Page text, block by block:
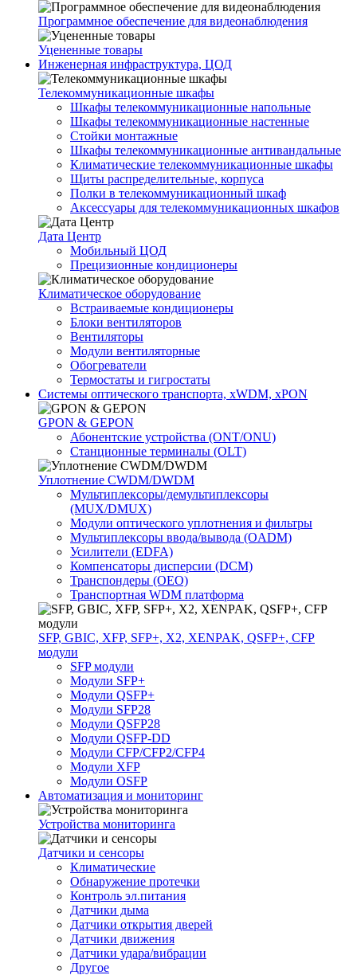
Программное обеспечение для видеонаблюдения
Уцененные товары
Инженерная инфраструктура, ЦОД
Телекоммуникационные шкафы
Шкафы телекоммуникационные напольные
Шкафы телекоммуникационные настенные
Стойки монтажные
Шкафы телекоммуникационные антивандальные
Климатические телекоммуникационные шкафы
Щиты распределительные, корпуса
Полки в телекоммуникационный шкаф
Аксессуары для телекоммуникационных шкафов
Дата Центр
Мобильный ЦОД
Прецизионные кондиционеры
Климатичeское оборудование
Встраиваемые кондиционеры
Блоки вентиляторов
Вентиляторы
Модули вентиляторные
Обогреватели
Термостаты и гигростаты
Системы оптического транспорта, xWDM, xPON
GPON & GEPON
Абонентские устройства (ONT/ONU)
Станционные терминалы (OLT)
Уплотнение CWDM/DWDM
Мультиплексоры/демультиплексоры
(MUX/DMUX)
Модули оптического уплотнения и фильтры
Мультиплексоры ввода/вывода (OADM)
Усилители (EDFA)
Компенсаторы дисперсии (DCM)
Транспондеры (OEO)
Транспортная WDM платформа
SFP, GBIC, XFP, SFP+, X2, XENPAK, QSFP+, CFP
модули
SFP модули
Модули SFP+
Модули QSFP+
Модули SFP28
Модули QSFP28
Модули QSFP-DD
Модули CFP/CFP2/CFP4
Модули XFP
Модули OSFP
Автоматизация и мониторинг
Устройства мониторинга
Датчики и сенсоры
Климатические
Обнаружение протечки
Контроль эл.питания
Датчики дыма
Датчики открытия дверей
Датчики движения
Датчики удара/вибрации
Другое